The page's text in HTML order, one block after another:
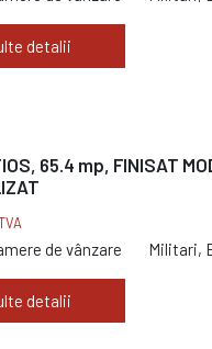
detalii
65.4 mp, FINISAT
de vânzare Militari,
detalii